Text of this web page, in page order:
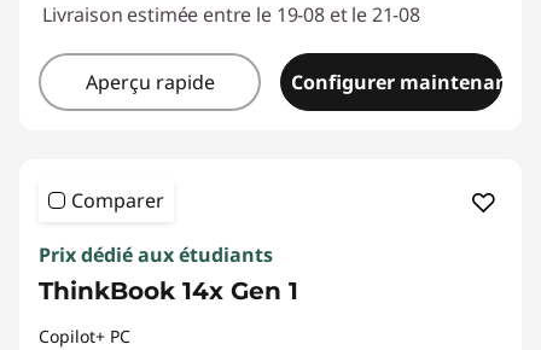
Livraison estimée entre le 19-08 et le 21-08
Aperçu rapide Configurer maintenant
Comparer
Prix dédié aux étudiants
ThinkBook 14x Gen 1
Copilot+ PC